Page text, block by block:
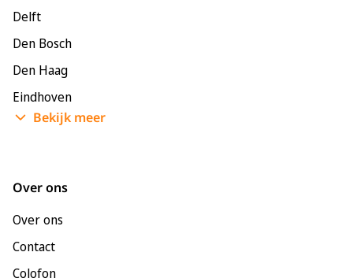
Delft
Den Bosch
Den Haag
Eindhoven
Enschede
Bekijk meer
Over ons
Over ons
Contact
Colofon